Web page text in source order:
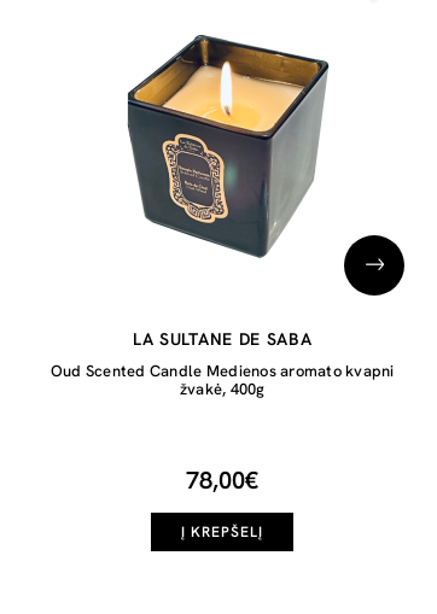
LA SULTANE DE SABA
Oud Scented Candle Medienos aromato kvapni
žvakė, 400g
78,00€
Į KREPŠELĮ